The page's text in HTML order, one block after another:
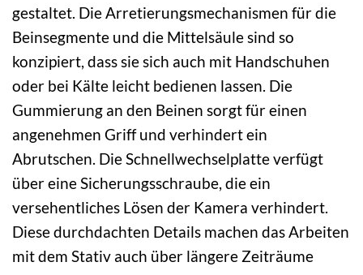
gestaltet. Die Arretierungsmechanismen für die
Beinsegmente und die Mittelsäule sind so
konzipiert, dass sie sich auch mit Handschuhen
oder bei Kälte leicht bedienen lassen. Die
Gummierung an den Beinen sorgt für einen
angenehmen Griff und verhindert ein
Abrutschen. Die Schnellwechselplatte verfügt
über eine Sicherungsschraube, die ein
versehentliches Lösen der Kamera verhindert.
Diese durchdachten Details machen das Arbeiten
mit dem Stativ auch über längere Zeiträume